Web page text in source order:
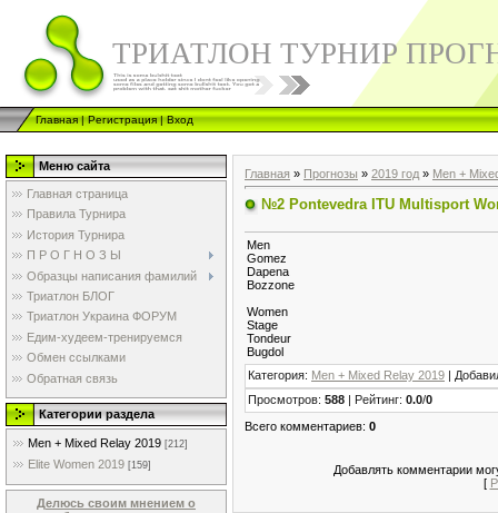
ТРИАТЛОН ТУРНИР
Главная|Регистрация|Вход
Меню сайта
Главная страница
Правила Турнира
История Турнира
П Р О Г Н О З Ы
Образцы написания фамилий
Триатлон БЛОГ
Триатлон Украина ФОРУМ
Едим-худеем-тренируемся
Обмен ссылками
Обратная связь
Категории раздела
Men + Mixed Relay 2019 [212]
Elite Women 2019 [159]
Делюсь своим мнением о
Главная » Прогнозы » 2019 год » Men +
№2 Pontevedra ITU Multisport
Men
Gomez
Dapena
Bozzone
Women
Stage
Tondeur
Bugdol
Категория: Men + Mixed Relay 2019 |
Просмотров: 588 | Рейтинг: 0.0/0
Всего комментариев: 0
Добавлять комментарии
[